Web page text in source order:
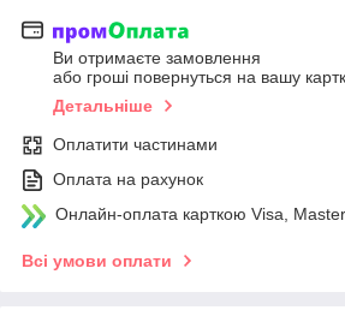
Ви отримаєте замовлення
або гроші повернуться на вашу
Детальніше
Оплатити частинами
Оплата на рахунок
Онлайн-оплата карткою Visa,
Всі умови оплати